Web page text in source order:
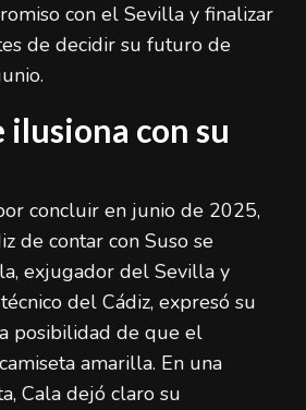
con el Sevilla y finalizar
de decidir su futuro de
ilusiona con su
concluir en junio de 2025,
de contar con Suso se
exjugador del Sevilla y
del Cádiz, expresó su
posibilidad de que el
amarilla. En una
Cala dejó claro su